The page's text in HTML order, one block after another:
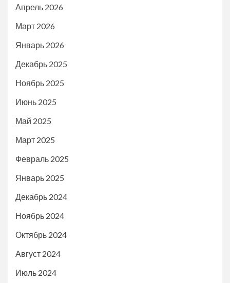
Апрель 2026
Март 2026
Январь 2026
Декабрь 2025
Ноябрь 2025
Июнь 2025
Май 2025
Март 2025
Февраль 2025
Январь 2025
Декабрь 2024
Ноябрь 2024
Октябрь 2024
Август 2024
Июль 2024